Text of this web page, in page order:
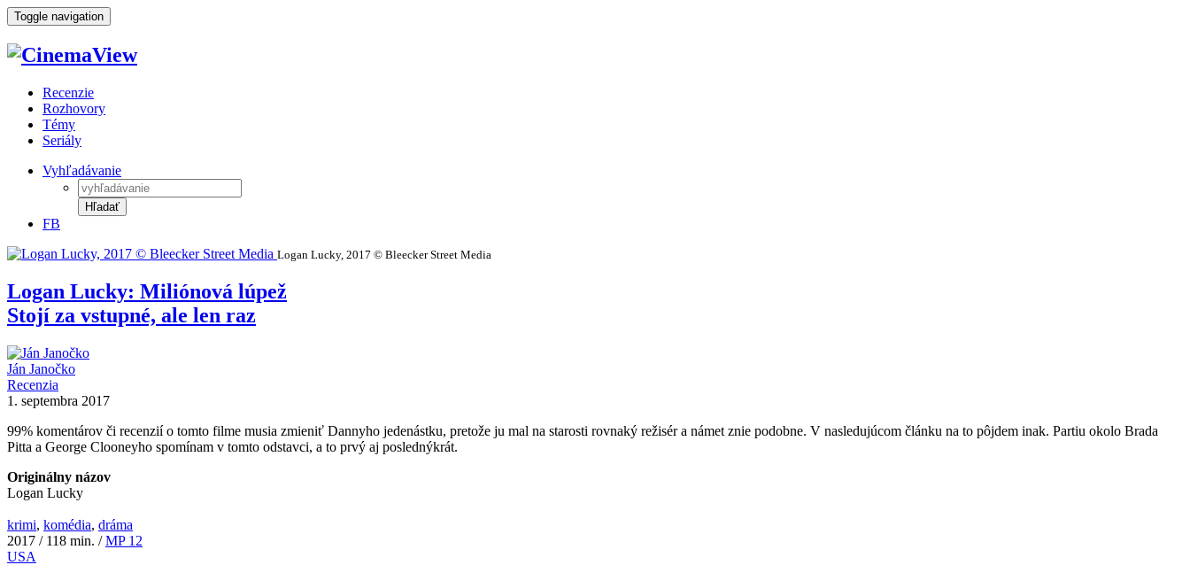
Toggle navigation
Recenzie
Rozhovory
Témy
Seriály
Vyhľadávanie
Hľadať
FB
Logan Lucky, 2017 © Bleecker Street Media
Logan Lucky: Miliónová lúpež
Stojí za vstupné, ale len raz
Ján Janočko
Recenzia
1. septembra 2017
99% komentárov či recenzií o tomto filme musia zmieniť Dannyho jedenástku, pretože ju mal na starosti rovnaký režisér a námet znie podobne. V nasledujúcom článku na to pôjdem inak. Partiu okolo Brada
Pitta a George Clooneyho spomínam v tomto odstavci, a to prvý aj poslednýkrát.
Originálny názov
Logan Lucky
krimi, komédia, dráma
2017 / 118 min. /MP 12
USA